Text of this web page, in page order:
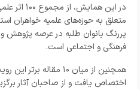
متعلق به حوزه‌های علمیه خواهران
پررنگ بانوان طلبه در عرصه پژوهش
فرهنگی و اجتماعی است.
اختصاص یافت و از صاحبان آثار